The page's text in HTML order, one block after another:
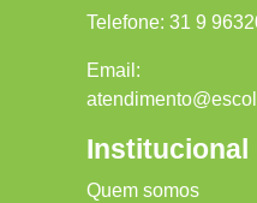
Telefone: 31 9
Email:
Institucional
Quem somos